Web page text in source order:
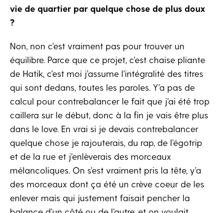
vie de quartier par quelque chose de plus doux
?
Non, non c’est vraiment pas pour trouver un
équilibre. Parce que ce projet, c’est chaise pliante
de Hatik, c’est moi j’assume l’intégralité des titres
qui sont dedans, toutes les paroles. Y’a pas de
calcul pour contrebalancer le fait que j’ai été trop
caillera sur le début, donc à la fin je vais être plus
dans le love. En vrai si je devais contrebalancer
quelque chose je rajouterais, du rap, de l’égotrip
et de la rue et j’enlèverais des morceaux
mélancoliques. On s’est vraiment pris la tête, y’a
des morceaux dont ça été un crève coeur de les
enlever mais qui justement faisait pencher la